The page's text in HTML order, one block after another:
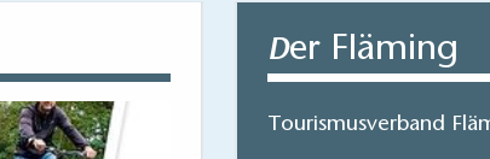
Der Fläming
Tourismusverband